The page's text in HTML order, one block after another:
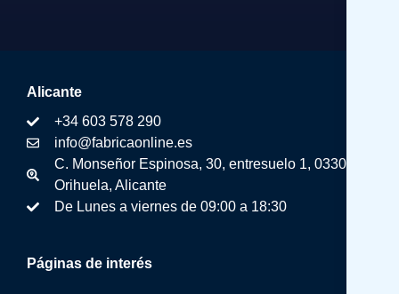
Páginas de interés
Alicante
+34 603 578 290
info@fabricaonline.es
C. Monseñor Espinosa, 30, entresuelo 1, 03300
Orihuela, Alicante
De Lunes a viernes de 09:00 a 18:30